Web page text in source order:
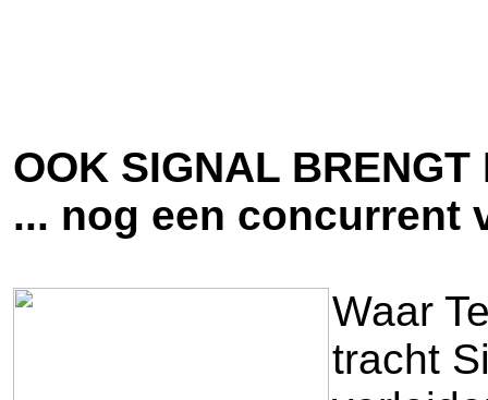
OOK SIGNAL BRENGT
... nog een concurrent
Waar
tracht